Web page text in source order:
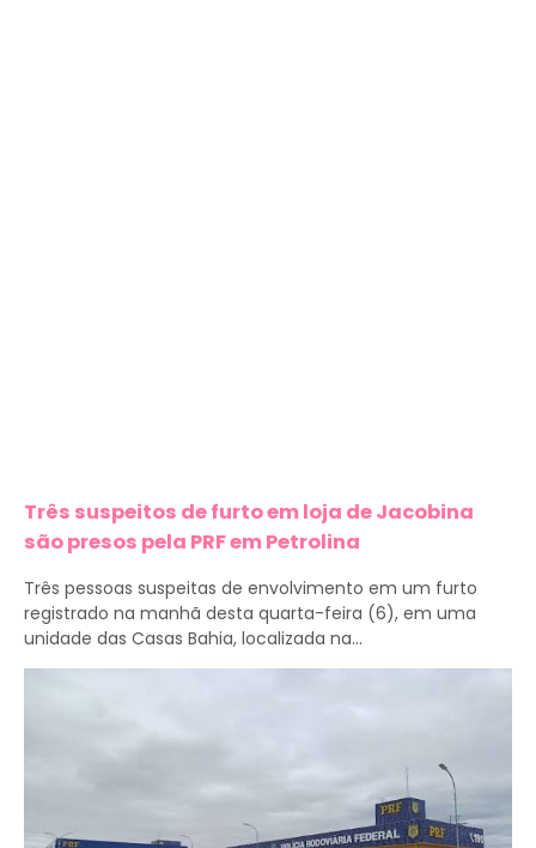
Três suspeitos de furto em loja de Jacobina
são presos pela PRF em Petrolina
Três pessoas suspeitas de envolvimento em um furto
registrado na manhã desta quarta-feira (6), em uma
unidade das Casas Bahia, localizada na...